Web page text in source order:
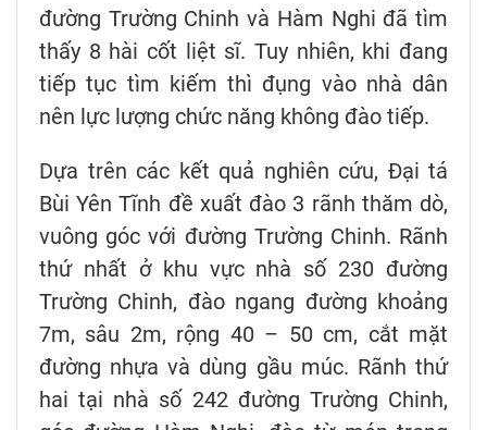
đường Trường Chinh và Hàm Nghi đã tìm
thấy 8 hài cốt liệt sĩ. Tuy nhiên, khi đang
tiếp tục tìm kiếm thì đụng vào nhà dân
nên lực lượng chức năng không đào tiếp.
Dựa trên các kết quả nghiên cứu, Đại tá
Bùi Yên Tĩnh đề xuất đào 3 rãnh thăm dò,
vuông góc với đường Trường Chinh. Rãnh
thứ nhất ở khu vực nhà số 230 đường
Trường Chinh, đào ngang đường khoảng
7m, sâu 2m, rộng 40 – 50 cm, cắt mặt
đường nhựa và dùng gầu múc. Rãnh thứ
hai tại nhà số 242 đường Trường Chinh,